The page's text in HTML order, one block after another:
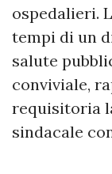
ospedalieri.
tempi di un
salute
conviviale,
requisitoria
sindacale